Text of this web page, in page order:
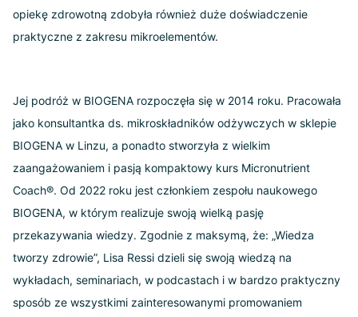
opiekę zdrowotną zdobyła również duże doświadczenie
praktyczne z zakresu mikroelementów.
Jej podróż w BIOGENA rozpoczęła się w 2014 roku. Pracowała
jako konsultantka ds. mikroskładników odżywczych w sklepie
BIOGENA w Linzu, a ponadto stworzyła z wielkim
zaangażowaniem i pasją kompaktowy kurs Micronutrient
Coach®. Od 2022 roku jest członkiem zespołu naukowego
BIOGENA, w którym realizuje swoją wielką pasję
przekazywania wiedzy. Zgodnie z maksymą, że: „Wiedza
tworzy zdrowie”, Lisa Ressi dzieli się swoją wiedzą na
wykładach, seminariach, w podcastach i w bardzo praktyczny
sposób ze wszystkimi zainteresowanymi promowaniem